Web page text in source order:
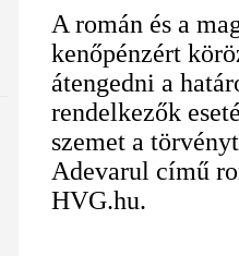
A román és a
kenőpénzért
átengedni a
rendelkezők
szemet a
Adevarul című
HVG.hu.